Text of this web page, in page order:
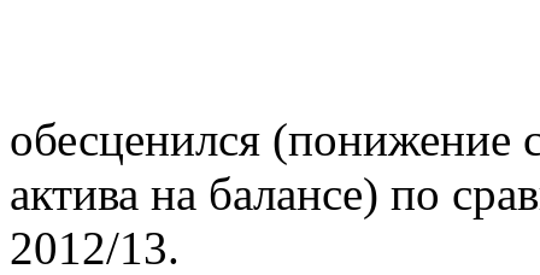
обесценился (понижение
актива на балансе) по
2012/13.